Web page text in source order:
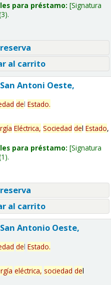
para préstamo: Signatura
al carrito
Antoni Oeste,
del Estado.
Eléctrica, Sociedad del Estado,
para préstamo: Signatura
al carrito
Antonio Oeste,
del Estado.
eléctrica, sociedad del